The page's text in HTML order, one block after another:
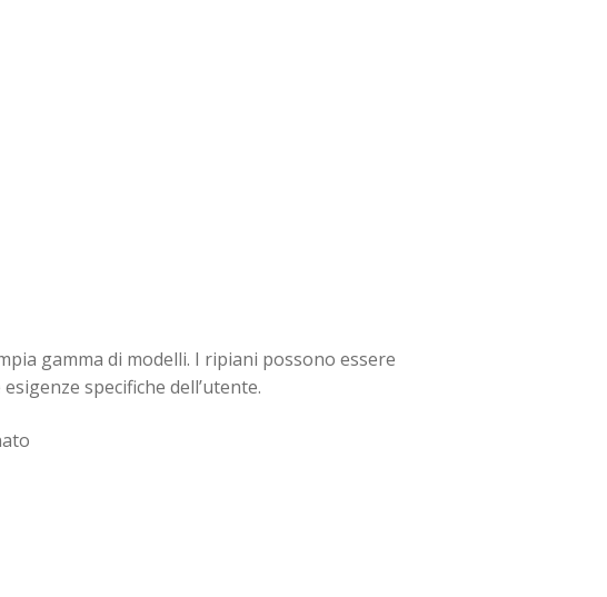
gamma di modelli. I ripiani possono essere
specifiche dell’utente.